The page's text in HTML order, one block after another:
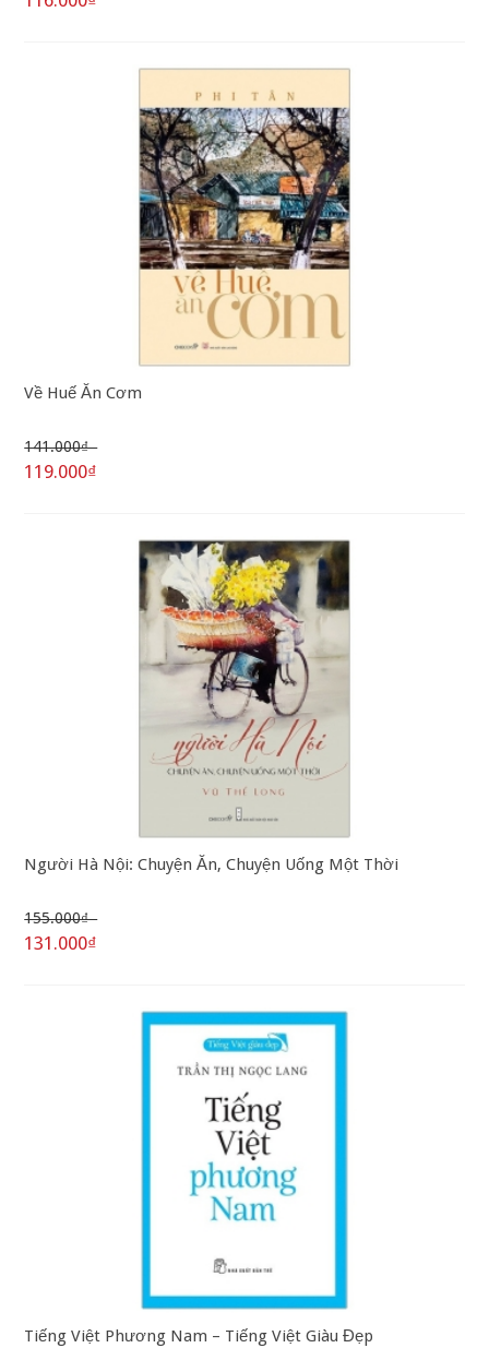
Về Huế Ăn Cơm
141.000₫
119.000₫
Người Hà Nội: Chuyện Ăn, Chuyện Uống Một Thời
155.000₫
131.000₫
Tiếng Việt Phương Nam – Tiếng Việt Giàu Đẹp